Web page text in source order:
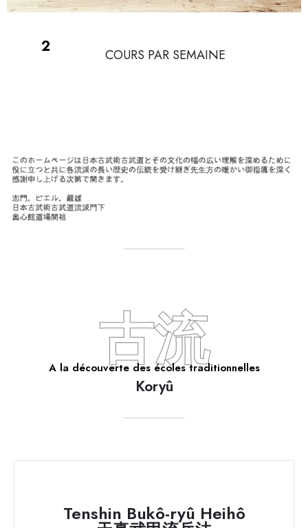
3 COURS PAR SEMAINE
A la découverte des écoles traditionnelles
Koryû
古流
Tenshin Bukô-ryû Heihô